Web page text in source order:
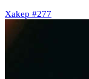
Xakep #277